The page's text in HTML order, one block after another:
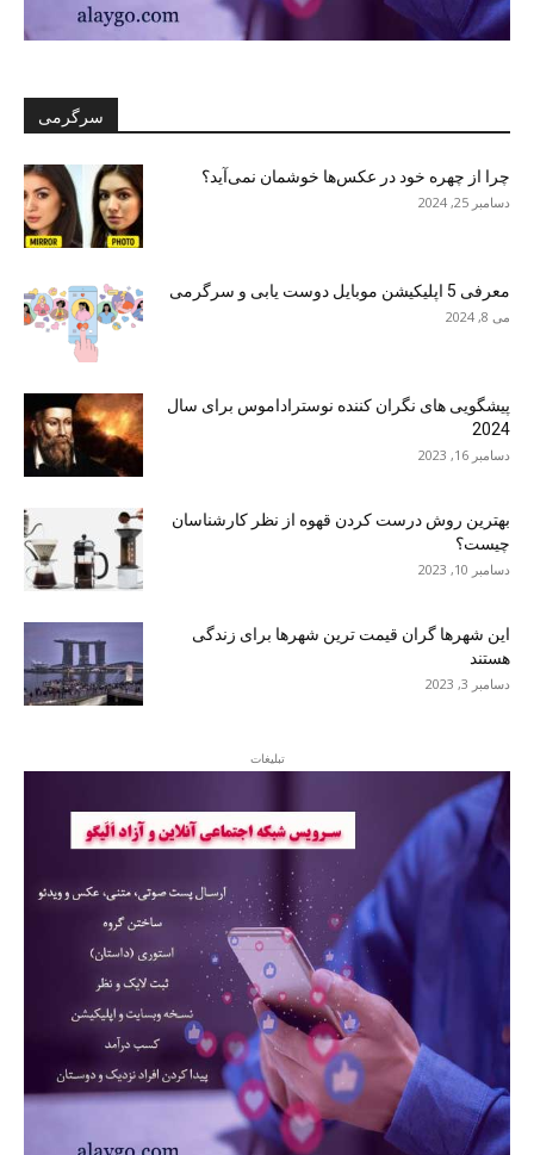
سرگرمی
چرا از چهره خود در عکس‌ها خوشمان نمی‌آید؟
دسامبر 25, 2024
معرفی 5 اپلیکیشن موبایل دوست یابی و سرگرمی
می 8, 2024
پیشگویی های نگران کننده نوستراداموس برای سال
2024
دسامبر 16, 2023
بهترین روش درست کردن قهوه از نظر کارشناسان
چیست؟
دسامبر 10, 2023
این شهرها گران قیمت ترین شهرها برای زندگی
هستند
دسامبر 3, 2023
تبلیغات